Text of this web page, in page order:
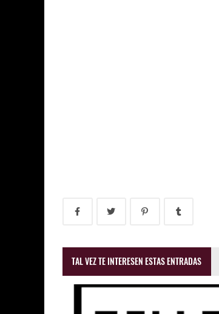
TAL VEZ TE INTERESEN ESTAS ENTRADAS